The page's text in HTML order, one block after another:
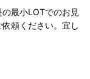
最小LOTでのお見
頼ください。宜し